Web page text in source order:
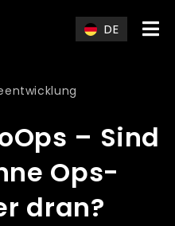
DE
– Sind
Ops-
dran?